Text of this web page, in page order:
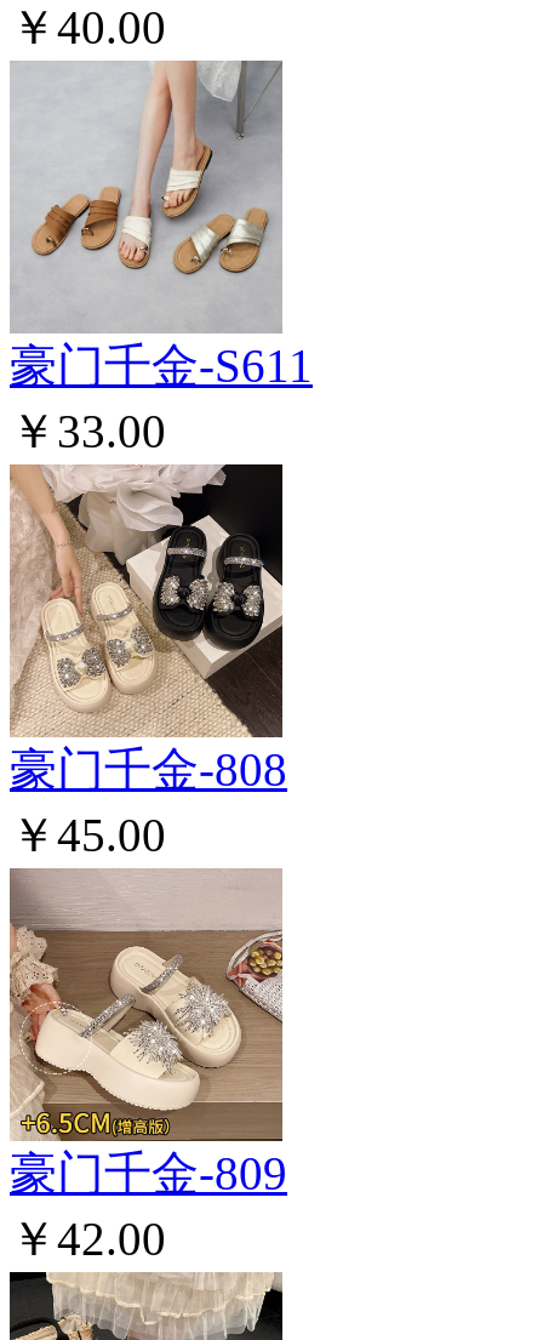
￥40.00
豪门千金-S611
￥33.00
豪门千金-808
￥45.00
豪门千金-809
￥42.00